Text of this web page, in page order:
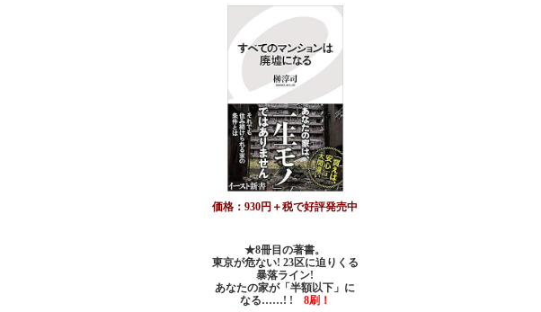
価格：930円＋税で好評発売中
★8冊目の著書。
東京が危ない! 23区に迫りくる
暴落ライン!
あなたの家が「半額以下」に
なる……! ! 8刷！